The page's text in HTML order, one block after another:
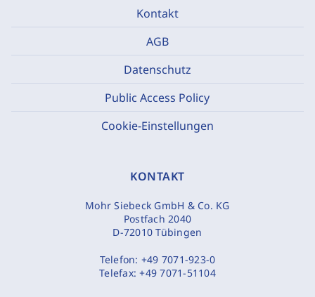
Kontakt
AGB
Datenschutz
Public Access Policy
Cookie-Einstellungen
KONTAKT
Mohr Siebeck GmbH & Co. KG
Postfach 2040
D-72010 Tübingen
Telefon: +49 7071-923-0
Telefax:+49 7071-51104